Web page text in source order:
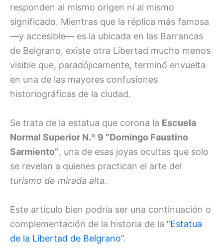
responden al mismo origen ni al mismo
significado. Mientras que la réplica más famosa
—y accesible— es la ubicada en las Barrancas
de Belgrano, existe otra Libertad mucho menos
visible que, paradójicamente, terminó envuelta
en una de las mayores confusiones
historiográficas de la ciudad.
Se trata de la estatua que corona la Escuela
Normal Superior N.º 9 “Domingo Faustino
Sarmiento”, una de esas joyas ocultas que solo
se revelan a quienes practican el arte del
turismo de mirada alta.
Este artículo bien podría ser una continuación o
complementación de la historia de la “Estatua
de la Libertad de Belgrano”.